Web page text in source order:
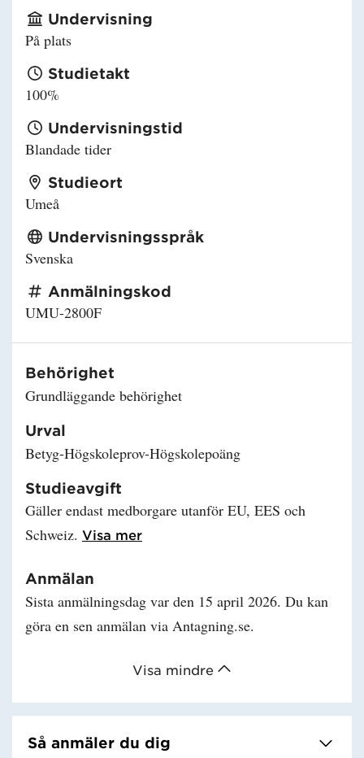
Visa mindre
Undervisning
På plats
Studietakt
100%
Undervisningstid
Blandade tider
Studieort
Umeå
Undervisningsspråk
Svenska
Anmälningskod
UMU-2800F
Behörighet
Grundläggande behörighet
Urval
Betyg-Högskoleprov-Högskolepoäng
Studieavgift
Gäller endast medborgare utanför EU, EES och
Schweiz. Visa merLäs mer om Studieavgift
Anmälan
Sista anmälningsdag var den 15 april 2026. Du kan
göra en sen anmälan via Antagning.se.
Så anmäler du dig